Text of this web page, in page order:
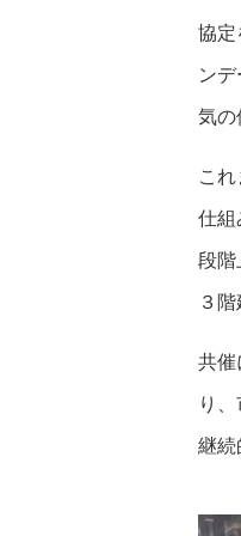
協定
ン
気の
こ
仕組
段階
３
共催
り
継続